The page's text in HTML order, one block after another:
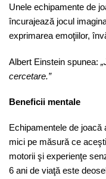
Unele echipamente de
încurajează jocul
exprimarea emoţiilor,
Albert Einstein spunea:
cercetare.”
Beneficii mentale
Echipamentele de joacă
mici pe măsură ce
motorii şi experienţe
6 ani de viaţă este